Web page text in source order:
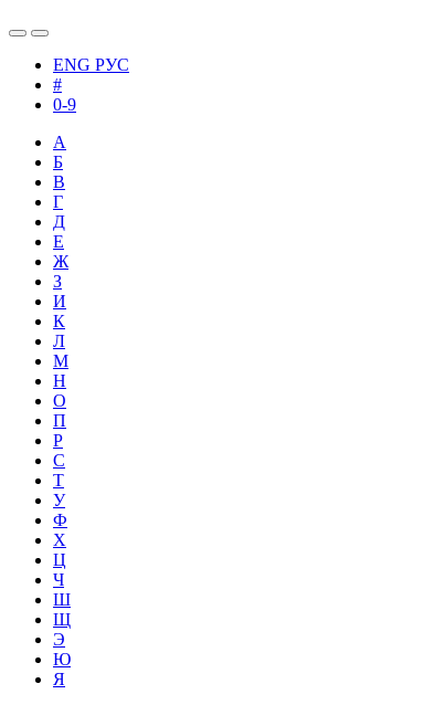
ENG РУС
#
0-9
А
Б
В
Г
Д
Е
Ж
З
И
К
Л
М
Н
О
П
Р
С
Т
У
Ф
Х
Ц
Ч
Ш
Щ
Э
Ю
Я